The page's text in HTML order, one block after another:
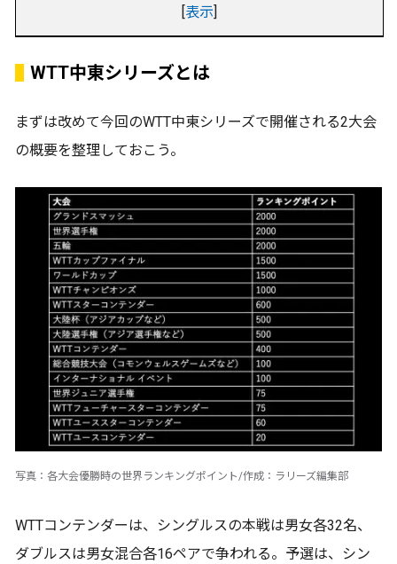
[表示]
WTT中東シリーズとは
まずは改めて今回のWTT中東シリーズで開催される2大会
の概要を整理しておこう。
写真：各大会優勝時の世界ランキングポイント/作成：ラリーズ編集部
WTTコンテンダーは、シングルスの本戦は男女各32名、
ダブルスは男女混合各16ペアで争われる。予選は、シン